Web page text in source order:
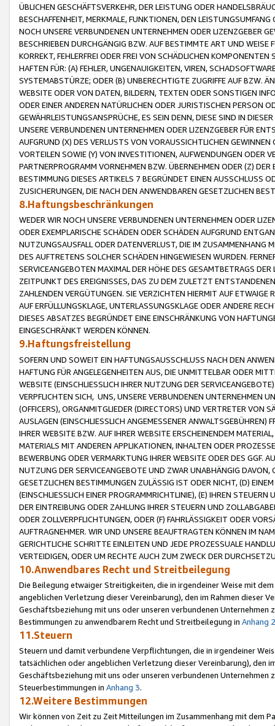
ÜBLICHEN GESCHÄFTSVERKEHR, DER LEISTUNG ODER
BESCHAFFENHEIT, MERKMALE, FUNKTIONEN, DEN
NOCH UNSERE VERBUNDENEN UNTERNEHMEN ODER LIZENZGEBER
BESCHRIEBEN DURCHGÄNGIG BZW. AUF BESTIMMTE ART UND
KORREKT, FEHLERFREI ODER FREI VON SCHÄDLICHEN
HAFTEN FÜR: (A) FEHLER, UNGENAUIGKEITEN, VIREN,
SYSTEMABSTÜRZE; ODER (B) UNBERECHTIGTE ZUGRIFFE AUF BZW.
WEBSITE ODER VON DATEN, BILDERN, TEXTEN ODER SONSTIGEN
ODER EINER ANDEREN NATÜRLICHEN ODER JURISTISCHEN PERSON
GEWÄHRLEISTUNGSANSPRÜCHE, ES SEIN DENN, DIESE SIND IN
UNSERE VERBUNDENEN UNTERNEHMEN ODER LIZENZGEBER FÜR
AUFGRUND (X) DES VERLUSTS VON VORAUSSICHTLICHEN
VORTEILEN SOWIE (Y) VON INVESTITIONEN, AUFWENDUNGEN ODER
PARTNERPROGRAMM VORNEHMEN BZW. ÜBERNEHMEN ODER (Z)
BESTIMMUNG DIESES ARTIKELS 7 BEGRÜNDET EINEN AUSSCHLUSS
ZUSICHERUNGEN, DIE NACH DEN ANWENDBAREN GESETZLICHEN
8.Haftungsbeschränkungen
WEDER WIR NOCH UNSERE VERBUNDENEN UNTERNEHMEN ODER
ODER EXEMPLARISCHE SCHÄDEN ODER SCHÄDEN AUFGRUND
NUTZUNGSAUSFALL ODER DATENVERLUST, DIE IM ZUSAMMENHANG
DES AUFTRETENS SOLCHER SCHÄDEN HINGEWIESEN WURDEN.
SERVICEANGEBOTEN MAXIMAL DER HÖHE DES GESAMTBETRAGS
ZEITPUNKT DES EREIGNISSES, DAS ZU DEM ZULETZT
ZAHLENDEN VERGÜTUNGEN. SIE VERZICHTEN HIERMIT AUF
AUF ERFÜLLUNGSKLAGE, UNTERLASSUNGSKLAGE ODER ANDERE
DIESES ABSATZES BEGRÜNDET EINE EINSCHRÄNKUNG VON
EINGESCHRÄNKT WERDEN KÖNNEN.
9.Haftungsfreistellung
SOFERN UND SOWEIT EIN HAFTUNGSAUSSCHLUSS NACH DEN
HAFTUNG FÜR ANGELEGENHEITEN AUS, DIE UNMITTELBAR ODER
WEBSITE (EINSCHLIESSLICH IHRER NUTZUNG DER
VERPFLICHTEN SICH, UNS, UNSERE VERBUNDENEN UNTERNEHMEN
(OFFICERS), ORGANMITGLIEDER (DIRECTORS) UND VERTRETER VON
AUSLAGEN (EINSCHLIESSLICH ANGEMESSENER
IHRER WEBSITE BZW. AUF IHRER WEBSITE ERSCHEINENDEM
MATERIALS MIT ANDEREN APPLIKATIONEN, INHALTEN ODER
BEWERBUNG ODER VERMARKTUNG IHRER WEBSITE ODER DES GGF.
NUTZUNG DER SERVICEANGEBOTE UND ZWAR UNABHÄNGIG
GESETZLICHEN BESTIMMUNGEN ZULÄSSIG IST ODER NICHT, (D)
(EINSCHLIESSLICH EINER PROGRAMMRICHTLINIE), (E) IHREN
DER EINTREIBUNG ODER ZAHLUNG IHRER STEUERN UND
ODER ZOLLVERPFLICHTUNGEN, ODER (F) FAHRLÄSSIGKEIT ODER
AUFTRAGNEHMER. WIR UND UNSERE BEAUFTRAGTEN KÖNNEN IM
GERICHTLICHE SCHRITTE EINLEITEN UND JEDE PROZESSUALE
VERTEIDIGEN, ODER UM RECHTE AUCH ZUM ZWECK DER
10.Anwendbares Recht und Streitbeilegung
Die Beilegung etwaiger Streitigkeiten, die in irgendeiner Weise mit
angeblichen Verletzung dieser Vereinbarung), den im Rahmen dieser
Geschäftsbeziehung mit uns oder unseren verbundenen
Bestimmungen zu anwendbarem Recht und Streitbeilegung in Anhang 2
11.Steuern
Steuern und damit verbundene Verpflichtungen, die in irgendeiner
tatsächlichen oder angeblichen Verletzung dieser Vereinbarung), den
Geschäftsbeziehung mit uns oder unseren verbundenen
Steuerbestimmungen in Anhang 3.
12.Weitere Bestimmungen
Wir können von Zeit zu Zeit Mitteilungen im Zusammenhang mit dem